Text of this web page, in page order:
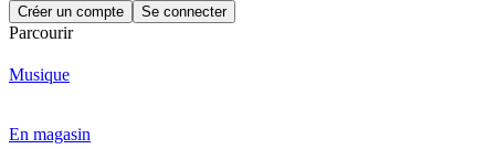
Créer un compte Se connecter
Parcourir
Musique
En magasin